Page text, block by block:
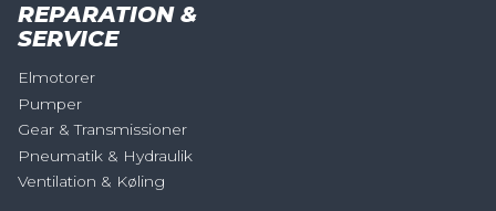
REPARATION &
SERVICE
Elmotorer
Pumper
Gear & Transmissioner
Pneumatik & Hydraulik
Ventilation & Køling